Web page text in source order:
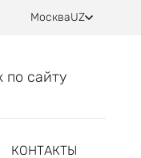
МоскваUZ
по сайту
КОНТАКТЫ